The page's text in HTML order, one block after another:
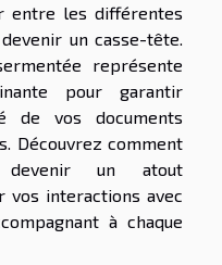
entre les différentes
un casse-tête.
représente
pour garantir
de vos documents
Découvrez comment
un atout
vos interactions avec
à chaque